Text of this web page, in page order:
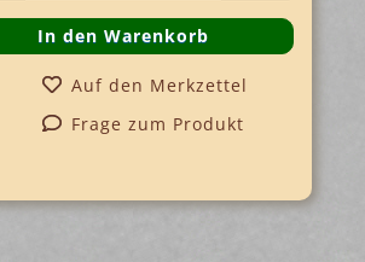
Auf den Merkzettel
Frage zum Produkt